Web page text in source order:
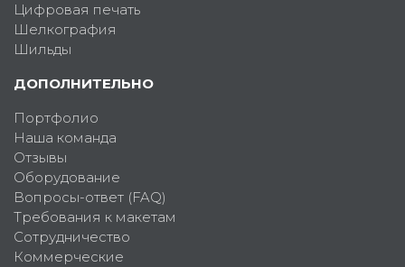
Цифровая печать
Шелкография
Шильды
ДОПОЛНИТЕЛЬНО
Портфолио
Наша команда
Отзывы
Оборудование
Вопросы-ответ (FAQ)
Требования к макетам
Сотрудничество
Коммерческие